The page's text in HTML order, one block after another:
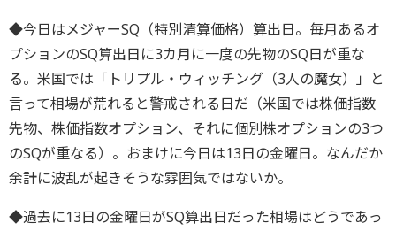
◆今日はメジャーSQ（特別清算価格）算出日。毎月あるオ
プションのSQ算出日に3カ月に一度の先物のSQ日が重な
る。米国では「トリプル・ウィッチング（3人の魔女）」と
言って相場が荒れると警戒される日だ（米国では株価指数
先物、株価指数オプション、それに個別株オプションの3つ
のSQが重なる）。おまけに今日は13日の金曜日。なんだか
余計に波乱が起きそうな雰囲気ではないか。
◆過去に13日の金曜日がSQ算出日だった相場はどうであっ